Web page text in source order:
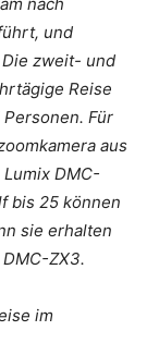
und
zweit- und
Reise
Für
aus
DMC-
bis 25 können
sie erhalten
ZX3.
im